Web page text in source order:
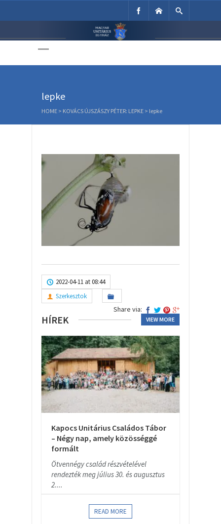
Unitárius Egyház
lepke
HOME > KOVÁCS ÚJSZÁSZY PÉTER: LEPKE > lepke
2022-04-11 at 08:44
Szerkesztok
Share via:
HÍREK VIEW MORE
Kapocs Unitárius Családos Tábor
– Négy nap, amely közösséggé
formált
Ötvennégy család részvételével
rendezték meg július 30. és augusztus
2....
READ MORE